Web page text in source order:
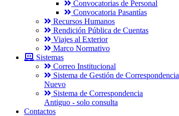
Convocatorias de Personal
Convocatoria Pasantías
Recursos Humanos
Rendición Pública de Cuentas
Viajes al Exterior
Marco Normativo
Sistemas
Correo Institucional
Sistema de Gestión de Correspondencia
Nuevo
Sistema de Correspondencia
Antiguo - solo consulta
Contactos